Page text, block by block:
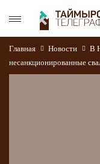
Главная Новости
В
несанкционированные